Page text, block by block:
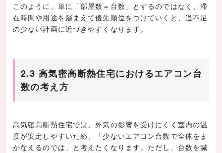
このように、単に「部屋数＝台数」とするのではなく、滞
在時間や用途を踏まえて優先順位をつけていくと、過不足
の少ない計画に近づきやすくなります。
2.3 高気密高断熱住宅におけるエアコン台
数の考え方
高気密高断熱住宅では、外気の影響を受けにくく室内の温
度が安定しやすいため、「少ないエアコン台数で全体をま
かなえるのでは」と考えたくなります。ただし、台数を減